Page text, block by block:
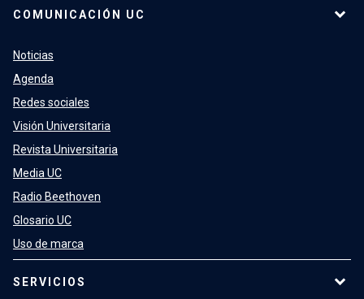
COMUNICACIÓN UC
Noticias
Agenda
Redes sociales
Visión Universitaria
Revista Universitaria
Media UC
Radio Beethoven
Glosario UC
Uso de marca
SERVICIOS